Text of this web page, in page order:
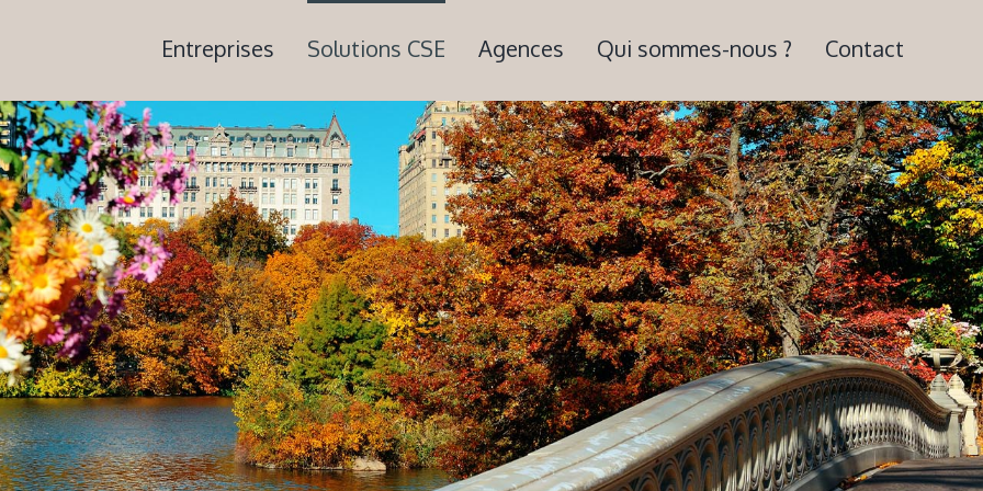
for:
Entreprises Solutions CSE Agences Qui sommes-nous ? Contact